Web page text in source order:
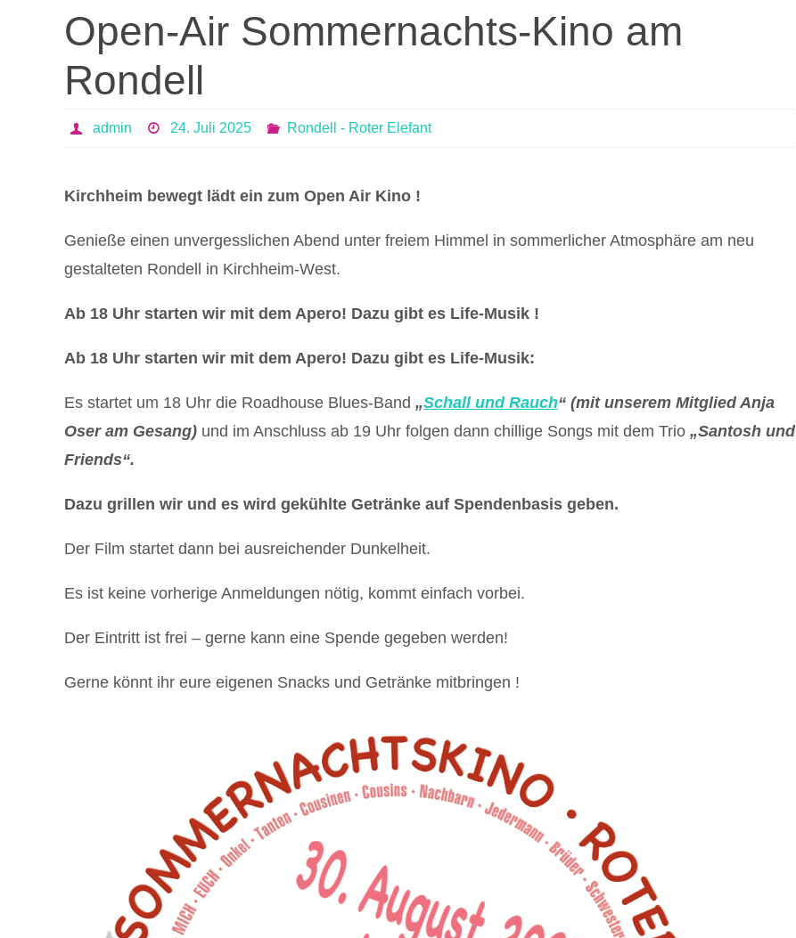
Open-Air Sommernachts-Kino am
Rondell
admin 24. Juli 2025 Rondell - Roter Elefant
Kirchheim bewegt lädt ein zum Open Air Kino !
Genieße einen unvergesslichen Abend unter freiem Himmel in sommerlicher Atmosphäre am neu
gestalteten Rondell in Kirchheim-West.
Ab 18 Uhr starten wir mit dem Apero! Dazu gibt es Life-Musik !
Ab 18 Uhr starten wir mit dem Apero! Dazu gibt es Life-Musik:
Es startet um 18 Uhr die Roadhouse Blues-Band „Schall und Rauch“ (mit unserem Mitglied Anja
Oser am Gesang) und im Anschluss ab 19 Uhr folgen dann chillige Songs mit dem Trio „Santosh und
Friends“.
Dazu grillen wir und es wird gekühlte Getränke auf Spendenbasis geben.
Der Film startet dann bei ausreichender Dunkelheit.
Es ist keine vorherige Anmeldungen nötig, kommt einfach vorbei.
Der Eintritt ist frei – gerne kann eine Spende gegeben werden!
Gerne könnt ihr eure eigenen Snacks und Getränke mitbringen !